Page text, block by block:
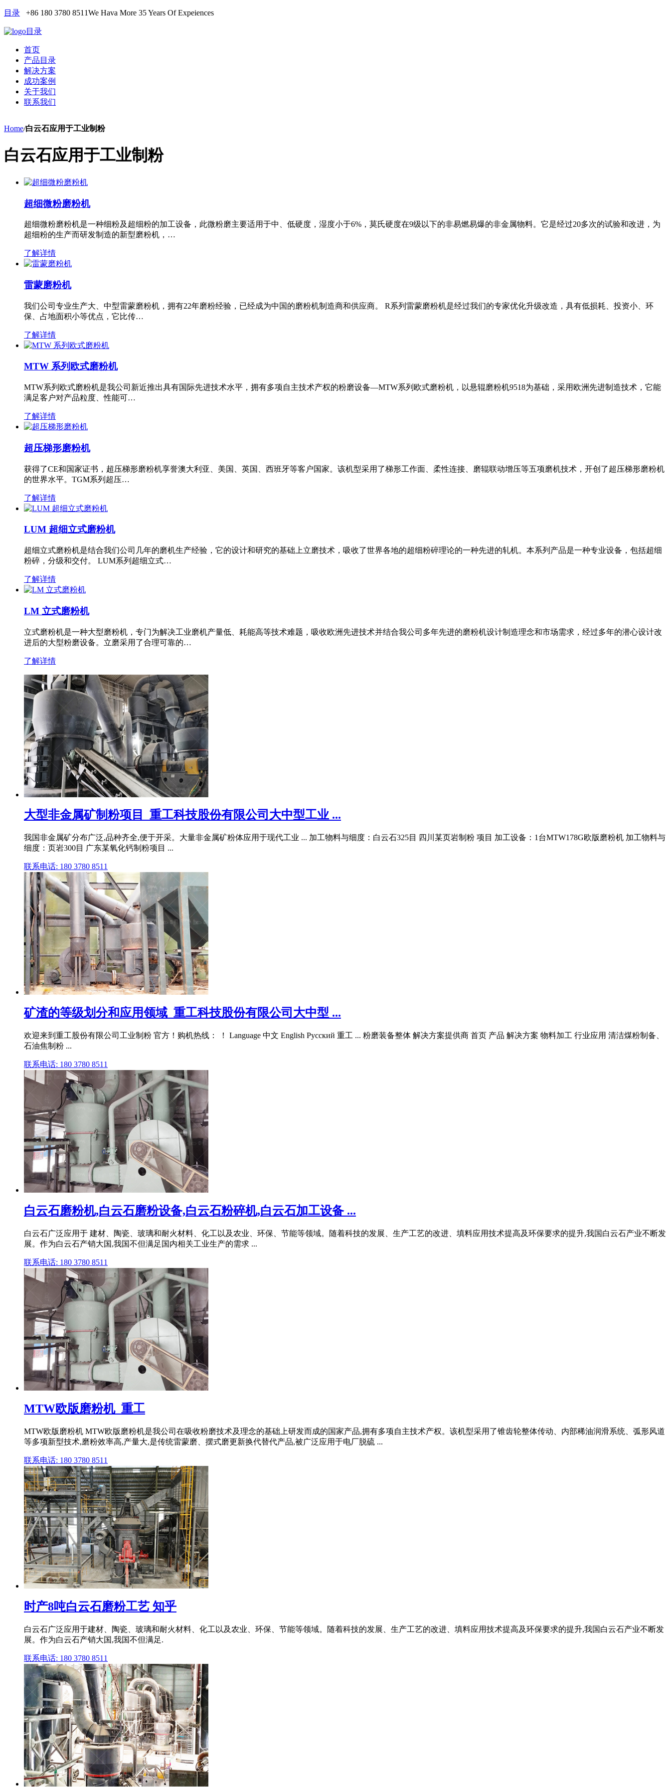
目录 +86 180 3780 8511We Hava More 35 Years Of Expeiences
目录
首页
产品目录
解决方案
成功案例
关于我们
联系我们
Home/白云石应用于工业制粉
白云石应用于工业制粉
超细微粉磨粉机
超细微粉磨粉机是一种细粉及超细粉的加工设备，此微粉磨主要适用于中、低硬度，湿度小于6%，莫氏硬度在9级以下的非易燃易爆的非金属物料。它是经过20多次的试验和改进，为
超细粉的生产而研发制造的新型磨粉机，…
了解详情
雷蒙磨粉机
我们公司专业生产大、中型雷蒙磨粉机，拥有22年磨粉经验，已经成为中国的磨粉机制造商和供应商。 R系列雷蒙磨粉机是经过我们的专家优化升级改造，具有低损耗、投资小、环
保、占地面积小等优点，它比传…
了解详情
MTW 系列欧式磨粉机
MTW系列欧式磨粉机是我公司新近推出具有国际先进技术水平，拥有多项自主技术产权的粉磨设备—MTW系列欧式磨粉机，以悬辊磨粉机9518为基础，采用欧洲先进制造技术，它能
满足客户对产品粒度、性能可…
了解详情
超压梯形磨粉机
获得了CE和国家证书，超压梯形磨粉机享誉澳大利亚、美国、英国、西班牙等客户国家。该机型采用了梯形工作面、柔性连接、磨辊联动增压等五项磨机技术，开创了超压梯形磨粉机
的世界水平。TGM系列超压…
了解详情
LUM 超细立式磨粉机
超细立式磨粉机是结合我们公司几年的磨机生产经验，它的设计和研究的基础上立磨技术，吸收了世界各地的超细粉碎理论的一种先进的轧机。本系列产品是一种专业设备，包括超细
粉碎，分级和交付。 LUM系列超细立式…
了解详情
LM 立式磨粉机
立式磨粉机是一种大型磨粉机，专门为解决工业磨机产量低、耗能高等技术难题，吸收欧洲先进技术并结合我公司多年先进的磨粉机设计制造理念和市场需求，经过多年的潜心设计改
进后的大型粉磨设备。立磨采用了合理可靠的…
了解详情
大型非金属矿制粉项目_重工科技股份有限公司大中型工业 ...
我国非金属矿分布广泛,品种齐全,便于开采。大量非金属矿粉体应用于现代工业 ... 加工物料与细度：白云石325目 四川某页岩制粉 项目 加工设备：1台MTW178G欧版磨粉机 加工物料与
细度：页岩300目 广东某氧化钙制粉项目 ...
联系电话: 180 3780 8511
矿渣的等级划分和应用领域_重工科技股份有限公司大中型 ...
欢迎来到重工股份有限公司工业制粉 官方！购机热线： ！ Language 中文 English Русский 重工 ... 粉磨装备整体 解决方案提供商 首页 产品 解决方案 物料加工 行业应用 清洁煤粉制备、
石油焦制粉 ...
联系电话: 180 3780 8511
白云石磨粉机,白云石磨粉设备,白云石粉碎机,白云石加工设备 ...
白云石广泛应用于 建材、陶瓷、玻璃和耐火材料、化工以及农业、环保、节能等领域。随着科技的发展、生产工艺的改进、填料应用技术提高及环保要求的提升,我国白云石产业不断发
展。作为白云石产销大国,我国不但满足国内相关工业生产的需求 ...
联系电话: 180 3780 8511
MTW欧版磨粉机_重工
MTW欧版磨粉机 MTW欧版磨粉机是我公司在吸收粉磨技术及理念的基础上研发而成的国家产品,拥有多项自主技术产权。该机型采用了锥齿轮整体传动、内部稀油润滑系统、弧形风道
等多项新型技术,磨粉效率高,产量大,是传统雷蒙磨、摆式磨更新换代替代产品,被广泛应用于电厂脱硫 ...
联系电话: 180 3780 8511
时产8吨白云石磨粉工艺 知乎
白云石广泛应用于建材、陶瓷、玻璃和耐火材料、化工以及农业、环保、节能等领域。随着科技的发展、生产工艺的改进、填料应用技术提高及环保要求的提升,我国白云石产业不断发
展。作为白云石产销大国,我国不但满足.
联系电话: 180 3780 8511